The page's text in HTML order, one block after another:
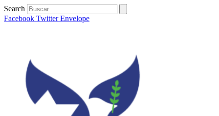
Ir
al
Search
Facebook Twitter Envelope